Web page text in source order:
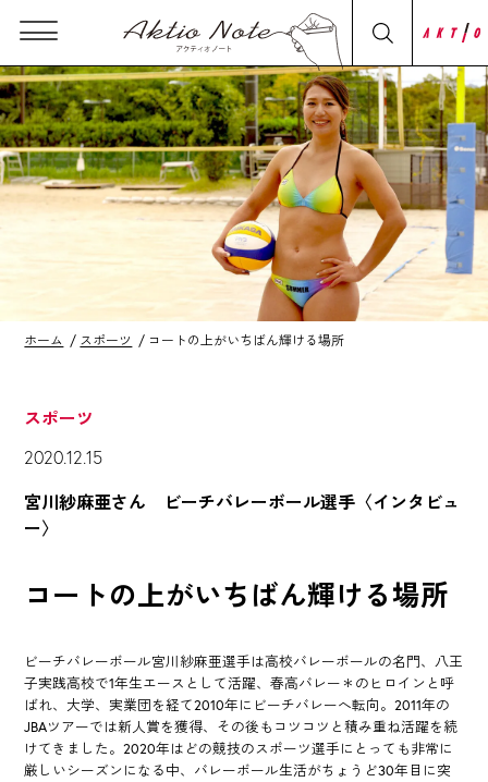
ホーム スポーツ コートの上がいちばん輝ける場所
スポーツ
2020.12.15
宮川紗麻亜さん ビーチバレーボール選手〈インタビュ
ー〉
コートの上がいちばん輝ける場所
ビーチバレーボール宮川紗麻亜選手は高校バレーボールの名門、八王
子実践高校で1年生エースとして活躍、春高バレー＊のヒロインと呼
ばれ、大学、実業団を経て2010年にビーチバレーへ転向。2011年の
JBAツアーでは新人賞を獲得、その後もコツコツと積み重ね活躍を続
けてきました。2020年はどの競技のスポーツ選手にとっても非常に
厳しいシーズンになる中、バレーボール生活がちょうど30年目に突